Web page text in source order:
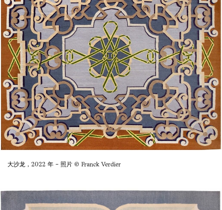
大沙龙，2022 年 - 照片 © Franck Verdier